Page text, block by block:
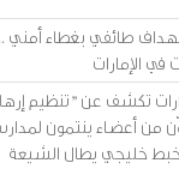
طائفي بغطاء أمني ..
في الإمارات
تكشف عن "تنظيم
من أعضاء ينتمون
خليجي يطال الشيعة